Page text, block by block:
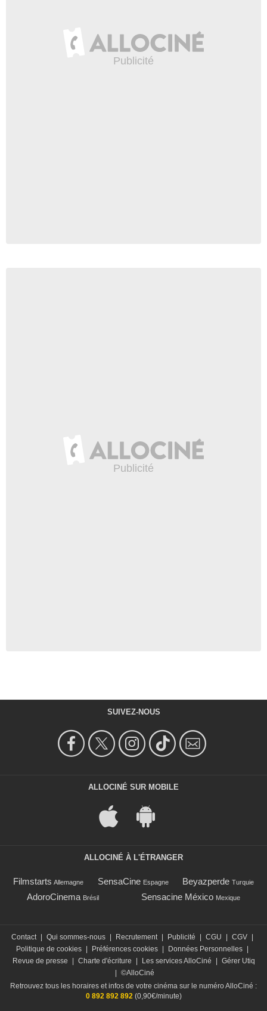
SUIVEZ-NOUS
ALLOCINÉ SUR MOBILE
ALLOCINÉ À L'ÉTRANGER
Filmstarts Allemagne SensaCine Espagne Beyazperde Turquie
AdoroCinema Brésil Sensacine México Mexique
Contact | Qui sommes-nous | Recrutement | Publicité | CGU | CGV |
Politique de cookies | Préférences cookies | Données Personnelles |
Revue de presse
| Charte d'écriture | Les services AlloCiné | Gérer Utiq
| ©AlloCiné
Retrouvez tous les horaires et infos de votre cinéma sur le numéro AlloCiné :
0 892 892 892(0,90€/minute)